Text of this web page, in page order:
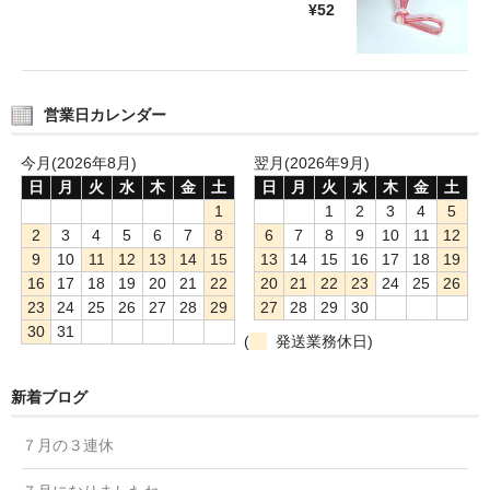
¥52
営業日カレンダー
今月(2026年8月)
日
月 火 水 木 金
土
1
2
3 4 5 6 7
8
9
10 11 12 13 14
15
16
17 18 19 20 21
22
23
24 25 26 27 28
29
30
31
翌月(2026年9月)
日
月 火 水 木 金
土
1
2 3 4
5
6
7 8 9 10 11
12
13
14 15 16 17 18
19
20
21 22 23 24 25
26
27
28 29
30
(
発送業務休日)
新着ブログ
７月の３連休